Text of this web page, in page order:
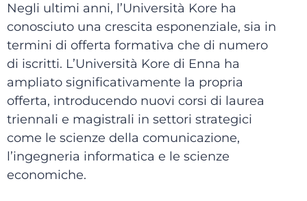
Negli ultimi anni, l’Università Kore ha
conosciuto una crescita esponenziale, sia in
termini di offerta formativa che di numero
di iscritti. L’Università Kore di Enna ha
ampliato significativamente la propria
offerta, introducendo nuovi corsi di laurea
triennali e magistrali in settori strategici
come le scienze della comunicazione,
l’ingegneria informatica e le scienze
economiche.